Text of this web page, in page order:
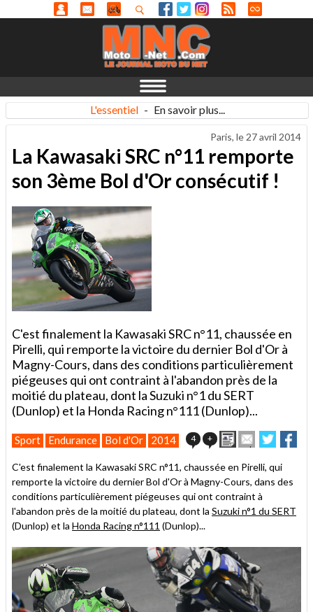
L'essentiel - En savoir plus...
Paris, le 27 avril 2014
La Kawasaki SRC n°11 remporte
son 3ème Bol d'Or consécutif !
C'est finalement la Kawasaki SRC n°11, chaussée en
Pirelli, qui remporte la victoire du dernier Bol d'Or à
Magny-Cours, dans des conditions particulièrement
piégeuses qui ont contraint à l'abandon près de la
moitié du plateau, dont la Suzuki n°1 du SERT
(Dunlop) et la Honda Racing n°111 (Dunlop)...
Sport Endurance Bol d'Or 2014 4 + ImprimerEnvoyer
cet
à
un
ami
sur
sur
C'est finalement la Kawasaki SRC n°11, chaussée en Pirelli, qui
remporte la victoire du dernier Bol d'Or à Magny-Cours, dans des
conditions particulièrement piégeuses qui ont contraint à
l'abandon près de la moitié du plateau, dont la Suzuki n°1 du SERT
(Dunlop) et la Honda Racing n°111 (Dunlop)...